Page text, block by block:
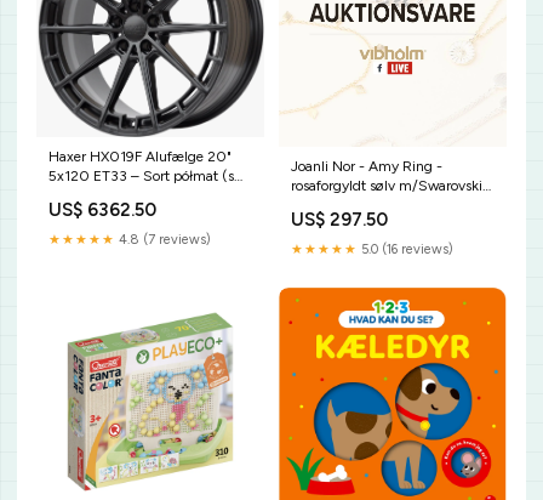
Haxer HX019F Alufælge 20"
5x120 ET33 – Sort półmat (sæt
US$ 6362.50
★★★★★ 4.8 (7 reviews)
Joanli Nor - Amy Ring -
rosaforgyldt sølv m/Swarovski
US$ 297.50
★★★★★ 5.0 (16 reviews)